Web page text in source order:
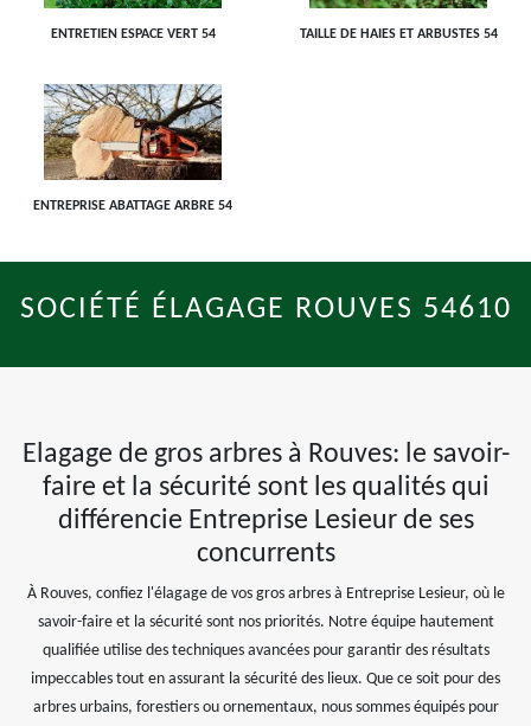
ENTRETIEN ESPACE VERT 54 TAILLE DE HAIES ET ARBUSTES 54
ENTREPRISE ABATTAGE ARBRE 54
SOCIÉTÉ ÉLAGAGE ROUVES 54610
Elagage de gros arbres à Rouves: le savoir-
faire et la sécurité sont les qualités qui
différencie Entreprise Lesieur de ses
concurrents
À Rouves, confiez l'élagage de vos gros arbres à Entreprise Lesieur, où le
savoir-faire et la sécurité sont nos priorités. Notre équipe hautement
qualifiée utilise des techniques avancées pour garantir des résultats
impeccables tout en assurant la sécurité des lieux. Que ce soit pour des
arbres urbains, forestiers ou ornementaux, nous sommes équipés pour